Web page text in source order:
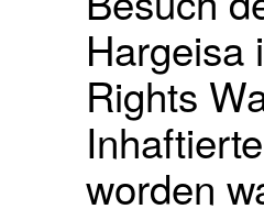
Hargeisa
Rights
worden